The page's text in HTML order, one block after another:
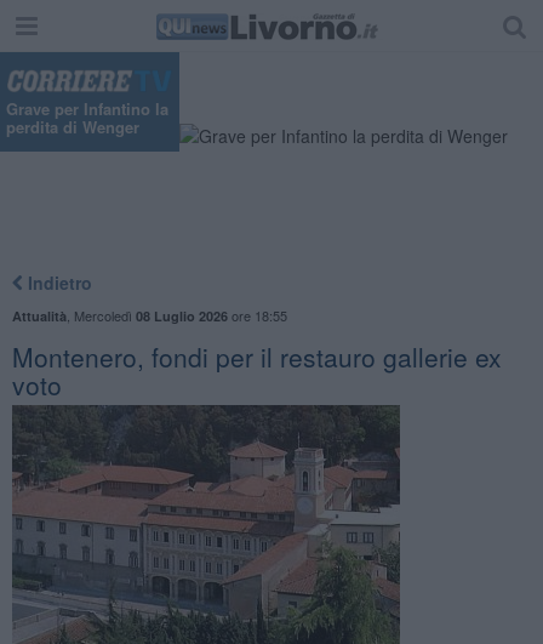
Grave per Infantino la
perdita di Wenger
Indietro
Attualità Mercoledì 08 Luglio 2026ore 18:55
Montenero, fondi per il restauro gallerie ex
voto